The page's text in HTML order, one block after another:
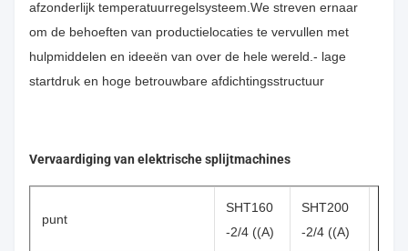
afzonderlijk temperatuurregelsysteem.We streven ernaar
om de behoeften van productielocaties te vervullen met
hulpmiddelen en ideeën van over de hele wereld.- lage
startdruk en hoge betrouwbare afdichtingsstructuur
Vervaardiging van elektrische splijtmachines
punt
SHT160
-2/4 ((A)
SHT200
-2/4 ((A)